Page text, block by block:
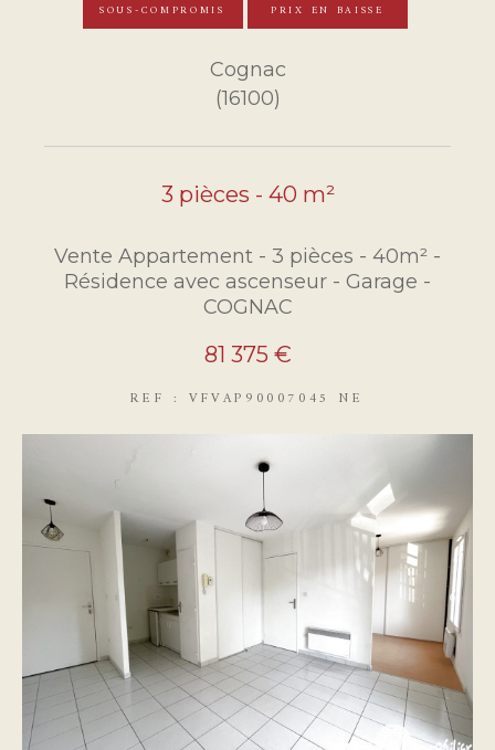
SOUS-COMPROMIS PRIX EN BAISSE
Cognac
(16100)
3 pièces - 40 m²
Vente Appartement - 3 pièces - 40m² -
Résidence avec ascenseur - Garage -
COGNAC
81 375 €
REF : VFVAP90007045 NE